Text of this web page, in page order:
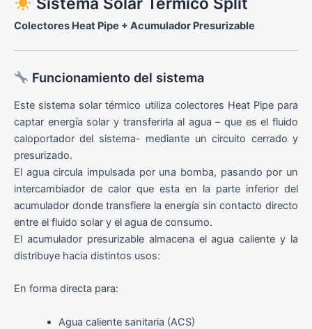
Colectores Heat Pipe + Acumulador Presurizable
Funcionamiento del sistema
Este sistema solar térmico utiliza colectores Heat Pipe para
captar energía solar y transferirla al agua – que es el fluido
caloportador del sistema- mediante un circuito cerrado y
presurizado.
El agua circula impulsada por una bomba, pasando por un
intercambiador de calor que esta en la parte inferior del
acumulador donde transfiere la energía sin contacto directo
entre el fluido solar y el agua de consumo.
El acumulador presurizable almacena el agua caliente y la
distribuye hacia distintos usos:
En forma directa para:
Agua caliente sanitaria (ACS)